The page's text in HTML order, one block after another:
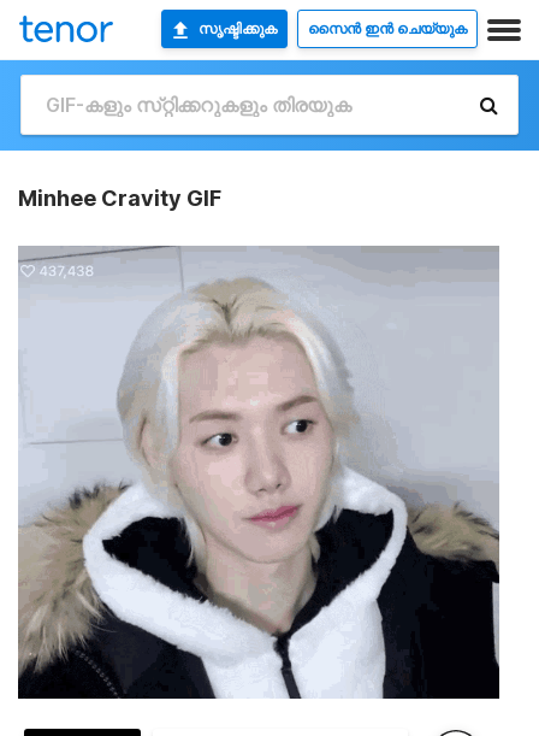
സൃഷ്ടിക്കുക സൈൻ ഇൻ ചെയ്യുക
Minhee Cravity GIF